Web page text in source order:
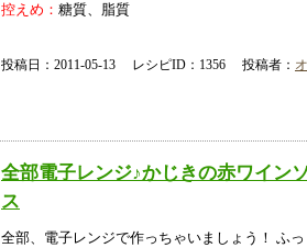
控えめ： 糖質、脂質
投稿日：2011-05-13 レシピID：1356 投稿者：
全部電子レンジ♪かじきの赤ワイン
ス
全部、電子レンジで作っちゃいましょう！ ふ